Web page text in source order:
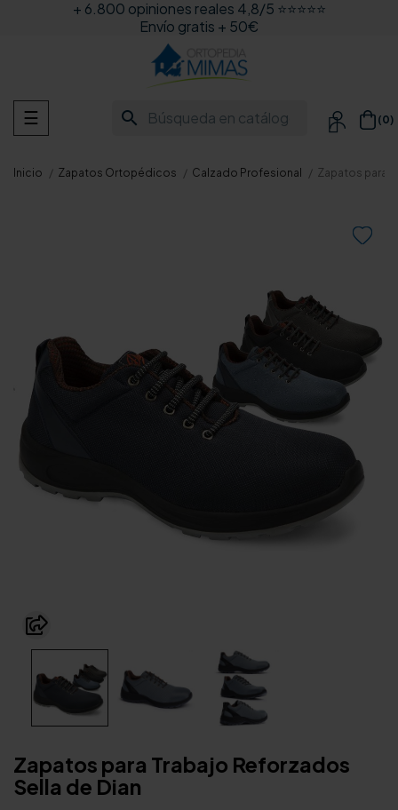
+ 6.800 opiniones reales 4,8/5 ⭐⭐⭐⭐⭐
Envío gratis + 50€
search  (0)
Navegación
de
☰
Inicio Zapatos Ortopédicos Calzado Profesional Zapatos para

Zapatos para Trabajo Reforzados
Sella de Dian